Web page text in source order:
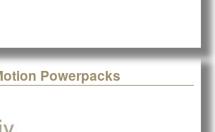
Powerpacks